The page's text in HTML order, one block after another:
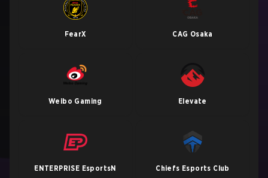
FearX CAG Osaka
Weibo Gaming Elevate
ENTERPRISE EsportsN Chiefs Esports Club